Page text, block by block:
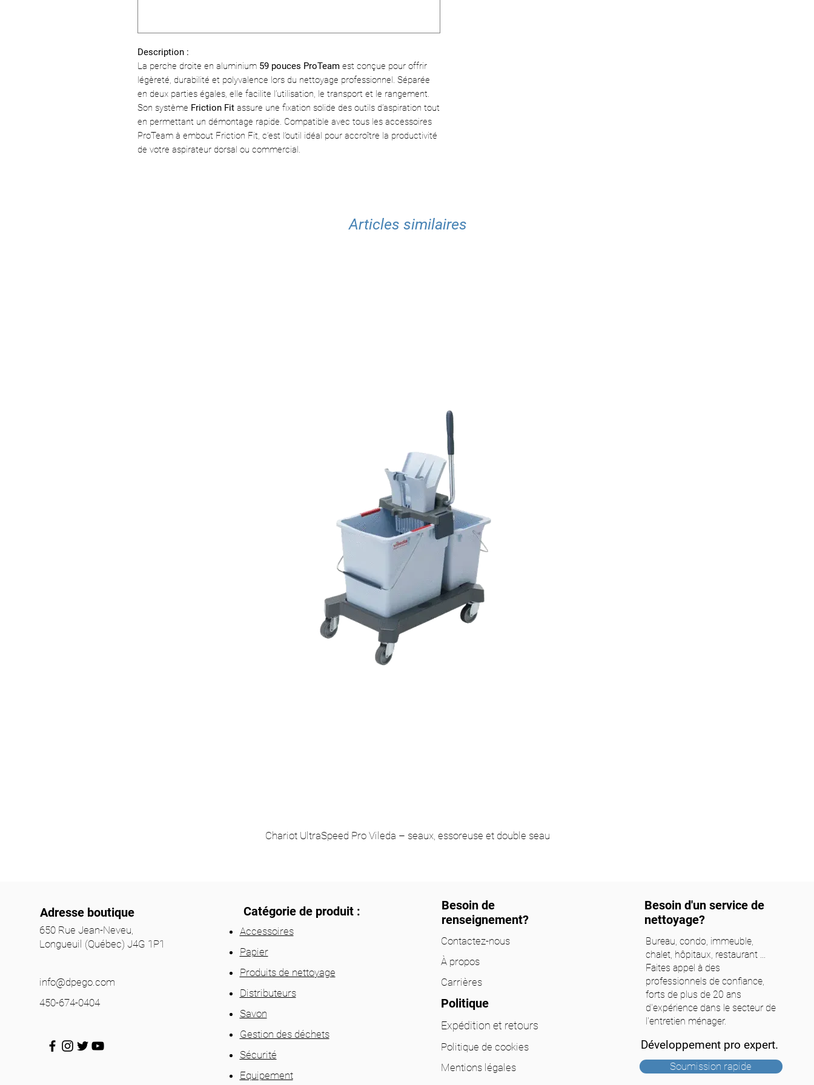
Description :
La perche droite en aluminium 59 pouces ProTeam est conçue pour offrir
légèreté, durabilité et polyvalence lors du nettoyage professionnel. Séparée
en deux parties égales, elle facilite l’utilisation, le transport et le rangement.
Son système Friction Fit assure une fixation solide des outils d’aspiration tout
en permettant un démontage rapide. Compatible avec tous les accessoires
ProTeam à embout Friction Fit, c’est l’outil idéal pour accroître la productivité
de votre aspirateur dorsal ou commercial.
Articles similaires
Chariot UltraSpeed Pro Vileda – seaux, essoreuse et double seau
Adresse boutique
650 Rue Jean-Neveu,
Longueuil (Québec) J4G 1P1
info@dpego.com
450-674-0404
Catégorie de produit :
Accessoires
Papier
Produits de nettoyage
Distributeurs
Savon
Gestion des déchets
Sécurité
Equipement
Besoin de
renseignement?
Contactez-nous
À propos
Carrières
Politique
Expédition et retours
Politique de cookies
Mentions légales
Besoin d'un service de
nettoyage?
Bureau, condo, immeuble,
chalet, hôpitaux, restaurant ...
Faites appel à des
professionnels de confiance,
forts de plus de 20 ans
d'expérience dans le secteur de
l'entretien ménager.
Développement pro expert.
Soumission rapide